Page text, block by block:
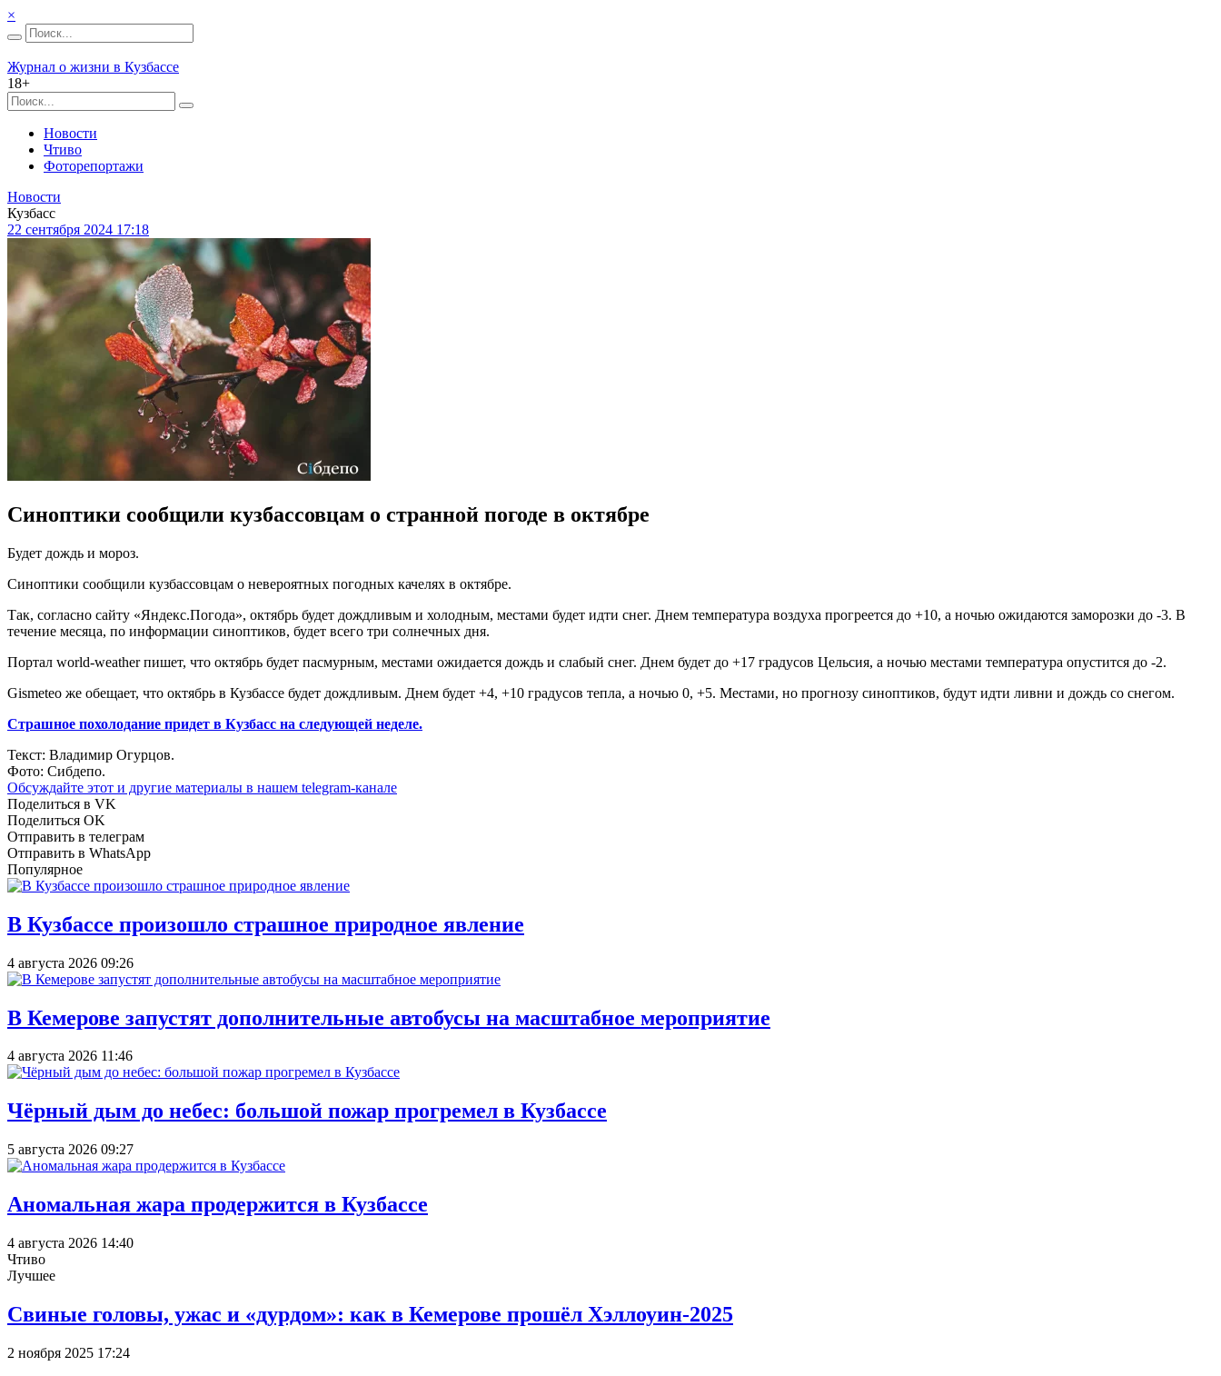
×
Журнал о жизни в Кузбассе
18+
Новости
Чтиво
Фоторепортажи
Новости
Кузбасс
22 сентября 2024 17:18
Синоптики сообщили кузбассовцам о странной погоде в октябре
Будет дождь и мороз.
Синоптики сообщили кузбассовцам о невероятных погодных качелях в октябре.
Так, согласно сайту «Яндекс.Погода», октябрь будет дождливым и холодным, местами будет идти снег. Днем температура воздуха прогреется до +10, а ночью ожидаются заморозки до -3. В
течение месяца, по информации синоптиков, будет всего три солнечных дня.
Портал world-weather пишет, что октябрь будет пасмурным, местами ожидается дождь и слабый снег. Днем будет до +17 градусов Цельсия, а ночью местами температура опустится до -2.
Gismeteo же обещает, что октябрь в Кузбассе будет дождливым. Днем будет +4, +10 градусов тепла, а ночью 0, +5. Местами, но прогнозу синоптиков, будут идти ливни и дождь со снегом.
Страшное похолодание придет в Кузбасс на следующей неделе.
Текст: Владимир Огурцов.
Фото: Сибдепо.
Обсуждайте этот и другие материалы в нашем telegram-канале
Поделиться в VK
Поделиться OK
Отправить в телеграм
Отправить в WhatsApp
Популярное
В Кузбассе произошло страшное природное явление
4 августа 2026 09:26
В Кемерове запустят дополнительные автобусы на масштабное мероприятие
4 августа 2026 11:46
Чёрный дым до небес: большой пожар прогремел в Кузбассе
5 августа 2026 09:27
Аномальная жара продержится в Кузбассе
4 августа 2026 14:40
Чтиво
Лучшее
Свиные головы, ужас и «дурдом»: как в Кемерове прошёл Хэллоуин-2025
2 ноября 2025 17:24